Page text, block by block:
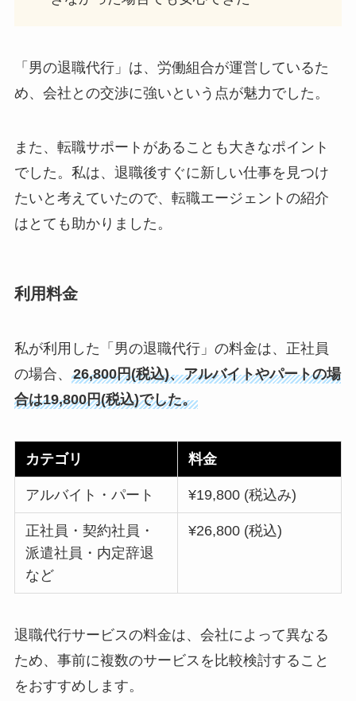
「男の退職代行」は、労働組合が運営しているた
め、会社との交渉に強いという点が魅力でした。
また、転職サポートがあることも大きなポイント
でした。私は、退職後すぐに新しい仕事を見つけ
たいと考えていたので、転職エージェントの紹介
はとても助かりました。
利用料金
私が利用した「男の退職代行」の料金は、正社員
の場合、 26,800円(税込)、アルバイトやパートの場
合は19,800円(税込)でした。
カテゴリ 料金
アルバイト・パート ¥19,800 (税込み)
正社員・契約社員・
派遣社員・内定辞退
など
¥26,800 (税込)
退職代行サービスの料金は、会社によって異なる
ため、事前に複数のサービスを比較検討すること
をおすすめします。